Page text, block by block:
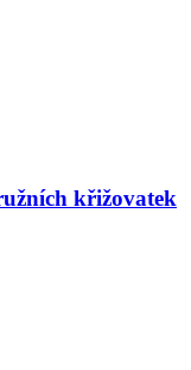
křižovatek